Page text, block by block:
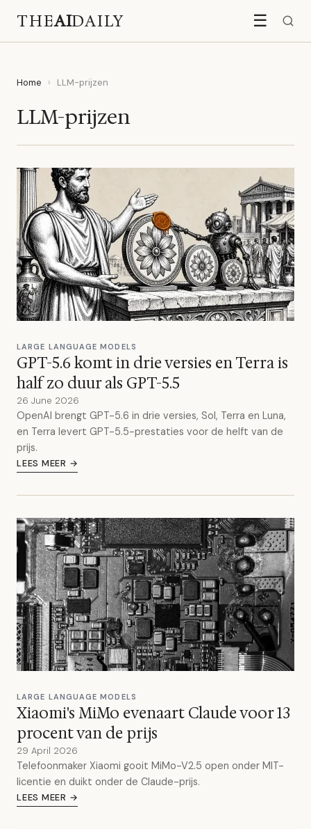
THEAIDAILY ☰
Home › LLM-prijzen
LLM-prijzen
LARGE LANGUAGE MODELS
GPT-5.6 komt in drie versies en Terra is
half zo duur als GPT-5.5
26 June 2026
OpenAI brengt GPT-5.6 in drie versies, Sol, Terra en Luna,
en Terra levert GPT-5.5-prestaties voor de helft van de
prijs.
LEES MEER →
LARGE LANGUAGE MODELS
Xiaomi's MiMo evenaart Claude voor 13
procent van de prijs
29 April 2026
Telefoonmaker Xiaomi gooit MiMo-V2.5 open onder MIT-
licentie en duikt onder de Claude-prijs.
LEES MEER →